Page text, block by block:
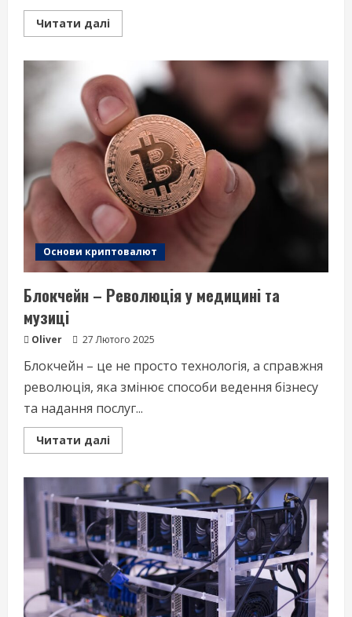
Читати даліRead
more
криптобірж
–
що
потрібно
знати?
Основи криптовалют
Блокчейн – Революція у медицині та
музиці
Oliver 27 Лютого 2025
Блокчейн – це не просто технологія, а справжня
революція, яка змінює способи ведення бізнесу
та надання послуг...
Читати даліRead
more
–
Революція
у
медицині
та
музиці